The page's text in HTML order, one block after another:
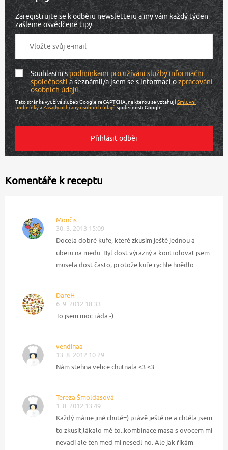
Zaregistrujte se k odběru newsletteru a my vám každý týden
zašleme osvědčené tipy.
Souhlasím spodmínkami pro užívání služby informační
společnostia seznámil/a jsem se s informací ozpracování
osobních údajů.
Tato stránka využívá služeb Google reCAPTCHA, na kterou se vztahujíSmluvní
podmínkyaZásady ochrany osobních údajů společnosti Google.
Komentáře k receptu
Mončis
30. 3. 2013 15:09
Docela dobré kuře, které zkusím ještě jednou a
uberu na medu. Byl dost výrazný a kontrolovat jsem
musela dost často, protože kuře rychle hnědlo.
DareH
6. 9. 2012 18:33
To jsem moc ráda:-)
vendinaa
13. 8. 2012 10:29
Nám stehna velice chutnala <3 <3
Tereza Šmoldasová
1. 8. 2012 13:49
Každý máme jiné chutě=) právě ještě ne a chtěla jsem
to zkusit,lákalo mě to..kombinace masa s ovocem mi
nevadí ale ten med mi nesedl no. Ale jak říkám